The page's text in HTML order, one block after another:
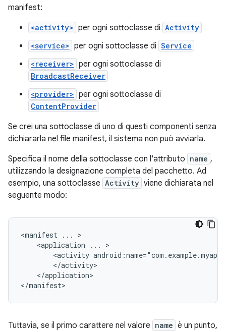
manifest:
<activity> per ogni sottoclasse di Activity
<service> per ogni sottoclasse di Service
<receiver> per ogni sottoclasse di
BroadcastReceiver
<provider> per ogni sottoclasse di
ContentProvider
Se crei una sottoclasse di uno di questi componenti senza
dichiararla nel file manifest, il sistema non può avviarla.
Specifica il nome della sottoclasse con l'attributo name ,
utilizzando la designazione completa del pacchetto. Ad
esempio, una sottoclasse Activity viene dichiarata nel
seguente modo:
<manifest ...
<application
...
<activity
</application>
</manifest>
Tuttavia, se il primo carattere nel valore name è un punto,